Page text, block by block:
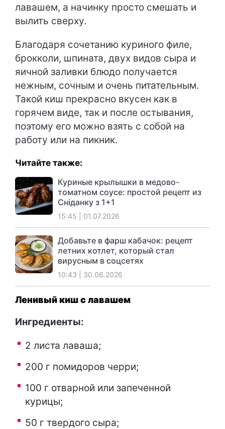
лавашем, а начинку просто смешать и
вылить сверху.
Благодаря сочетанию куриного филе,
брокколи, шпината, двух видов сыра и
яичной заливки блюдо получается
нежным, сочным и очень питательным.
Такой киш прекрасно вкусен как в
горячем виде, так и после остывания,
поэтому его можно взять с собой на
работу или на пикник.
Читайте также:
Куриные крылышки в медово-
томатном соусе: простой рецепт из
Сніданку з 1+1
15:45 | 01.07.2026
Добавьте в фарш кабачок: рецепт
летних котлет, который стал
вирусным в соцсетях
10:43 | 30.06.2026
Ленивый киш с лавашем
Ингредиенты:
2 листа лаваша;
200 г помидоров черри;
100 г отварной или запеченной
курицы;
50 г твердого сыра;